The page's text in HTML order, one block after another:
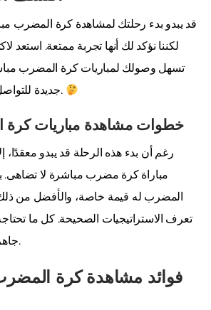
قد يبدو بدء رحلتك لمشاهدة كرة المضرب
لكننا نؤكد لك أنها تجربة ممتعة. استعد
تسهل وصولك لمباريات كرة المضرب
جديدة للتواصل مع رياضتك المفضلة.
خطوات مشاهدة مباريات كرة
رغم أن بدء هذه الرحلة قد يبدو
مباراة كرة مضرب مباشرة لا تضاهى.
المضرب له قيمة خاصة، والأفضل من
تعرف الاستراتيجيات الصحيحة. كل ما
جاهز لتجعل تجربتك أفضل.
فوائد مشاهدة كرة